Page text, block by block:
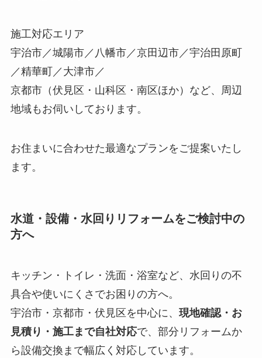
施工対応エリア
宇治市／城陽市／八幡市／京田辺市／宇治田原町
／精華町／大津市／
京都市（伏見区・山科区・南区ほか）など、周辺
地域もお伺いしております。
お住まいに合わせた最適なプランをご提案いたし
ます。
水道・設備・水回りリフォームをご検討中の
方へ
キッチン・トイレ・洗面・浴室など、水回りの不
具合や使いにくさでお困りの方へ。
宇治市・京都市・伏見区を中心に、 現地確認・お
見積り・施工まで自社対応で、部分リフォームか
ら設備交換まで幅広く対応しています。